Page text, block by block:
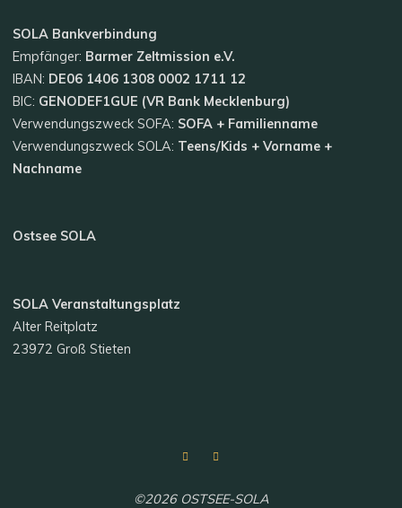
SOLA Bankverbindung
Empfänger: Barmer Zeltmission e.V.
IBAN: DE06 1406 1308 0002 1711 12
BIC: GENODEF1GUE (VR Bank Mecklenburg)
Verwendungszweck SOFA: SOFA + Familienname
Verwendungszweck SOLA: Teens/Kids + Vorname +
Nachname
Ostsee SOLA
SOLA Veranstaltungsplatz
Alter Reitplatz
23972 Groß Stieten
©2026 OSTSEE-SOLA